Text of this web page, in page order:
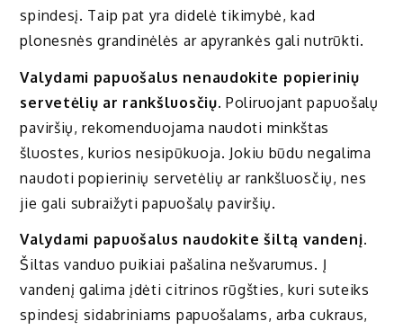
spindesį. Taip pat yra didelė tikimybė, kad
plonesnės grandinėlės ar apyrankės gali nutrūkti.
Valydami papuošalus nenaudokite popierinių
servetėlių ar rankšluosčių.Poliruojant papuošalų
paviršių, rekomenduojama naudoti minkštas
šluostes, kurios nesipūkuoja. Jokiu būdu negalima
naudoti popierinių servetėlių ar rankšluosčių, nes
jie gali subraižyti papuošalų paviršių.
Valydami papuošalus naudokite šiltą vandenį.
Šiltas vanduo puikiai pašalina nešvarumus. Į
vandenį galima įdėti citrinos rūgšties, kuri suteiks
spindesį sidabriniams papuošalams, arba cukraus,